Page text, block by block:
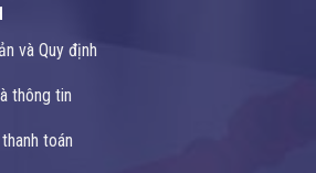
và Quy định
thông tin
toán